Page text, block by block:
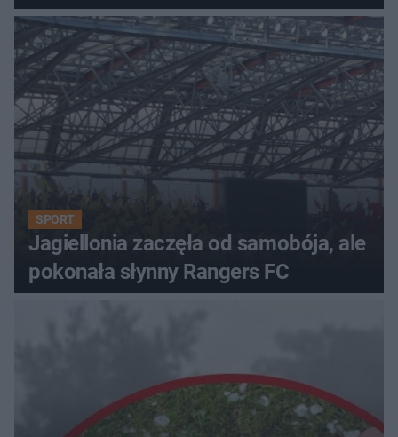
SPORT
Jagiellonia zaczęła od samobója, ale
pokonała słynny Rangers FC